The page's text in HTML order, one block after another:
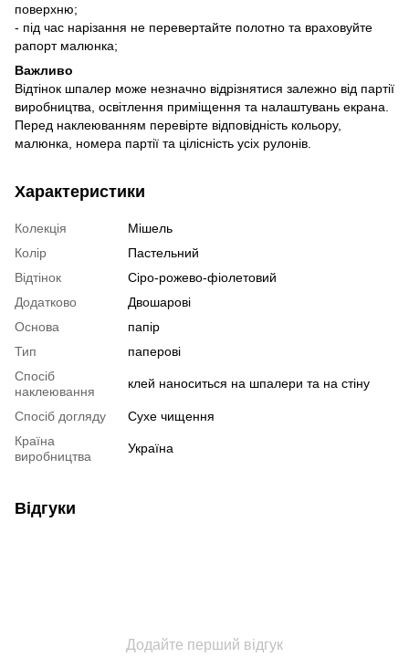
поверхню;
- під час нарізання не перевертайте полотно та враховуйте
рапорт малюнка;
Важливо
Відтінок шпалер може незначно відрізнятися залежно від партії
виробництва, освітлення приміщення та налаштувань екрана.
Перед наклеюванням перевірте відповідність кольору,
малюнка, номера партії та цілісність усіх рулонів.
Характеристики
Колекція
Мішель
Колір
Пастельний
Відтінок
Сіро-рожево-фіолетовий
Додатково
Двошарові
Основа
папір
Тип
паперові
Спосіб
наклеювання
клей наноситься на шпалери та на стіну
Спосіб догляду
Cухе чищення
Країна
виробництва
Україна
Відгуки
Додайте перший відгук